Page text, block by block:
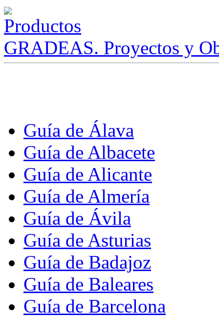
GRADEAS. Proyectos y
Guía de Álava
Guía de Albacete
Guía de Alicante
Guía de Almería
Guía de Ávila
Guía de Asturias
Guía de Badajoz
Guía de Baleares
Guía de Barcelona